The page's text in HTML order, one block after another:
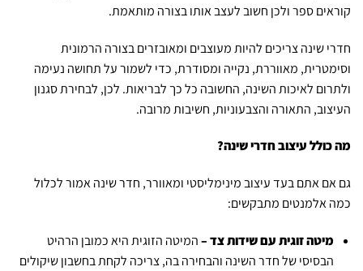
קוראים ספר ולכן חשוב לעצב אותו בצורה מותאמת.
חדרי שינה צריכים להיות מעוצבים ומאובזרים בצורה הרמונית
וסימטרית, מאווררת, נקייה ומסודרת, כדי לשמור על תחושה נעימה
ולתרום לאיכות השינה, החשובה כל כך לבריאות. לכן, לבחירת סגנון
העיצוב, התאורה והצבעוניות, חשיבות מרובה.
מה כולל עיצוב חדרי שינה?
גם אם אתם בעד עיצוב מינימליסטי ומאוורר, חדר שינה אמור לכלול
כמה אלמנטים מתבקשים:
מיטה זוגית עם שידות צד –המיטה הזוגית היא כמובן הרהיט
הבסיסי של חדר השינה והבחירה בה, צריכה לקחת בחשבון שיקולים